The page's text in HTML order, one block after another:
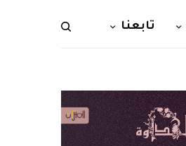
تابعنا